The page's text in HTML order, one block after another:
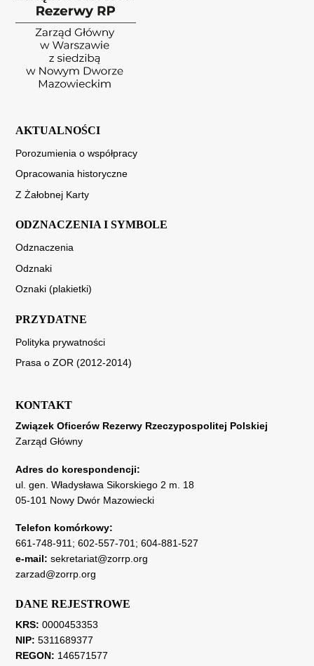
AKTUALNOŚCI
Porozumienia o współpracy
Opracowania historyczne
Z Żałobnej Karty
ODZNACZENIA I SYMBOLE
Odznaczenia
Odznaki
Oznaki (plakietki)
PRZYDATNE
Polityka prywatności
Prasa o ZOR (2012-2014)
KONTAKT
Związek Oficerów Rezerwy Rzeczypospolitej Polskiej
Zarząd Główny
Adres do korespondencji:
ul. gen. Władysława Sikorskiego 2 m. 18
05-101 Nowy Dwór Mazowiecki
Telefon komórkowy:
661-748-911; 602-557-701; 604-881-527
e-mail: sekretariat@zorrp.org
zarzad@zorrp.org
DANE REJESTROWE
KRS: 0000453353
NIP: 5311689377
REGON: 146571577